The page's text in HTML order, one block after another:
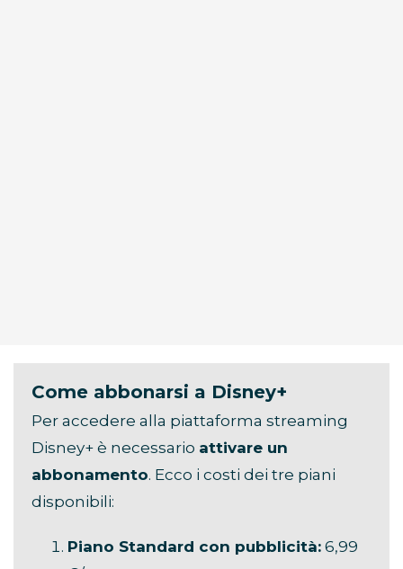
Come abbonarsi a Disney+
Per accedere alla piattaforma streaming
Disney+ è necessario attivare un
abbonamento. Ecco i costi dei tre piani
disponibili:
Piano Standard con pubblicità: 6,99